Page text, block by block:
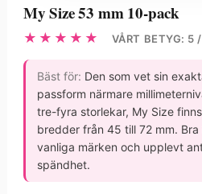
My Size 53 mm 10-pack
★★★★★ VÅRT BETYG: 5
Bäst för: Den som vet sin
passform närmare
tre-fyra storlekar, My Size
bredder från 45 till 72 mm.
vanliga märken och upplevt
spändhet.